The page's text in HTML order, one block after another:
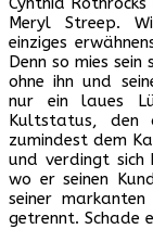
Meryl Streep.
einziges
Denn so mies sein
ohne ihn und
nur ein laues
Kultstatus, den
zumindest dem
und verdingt sich
wo er seinen
seiner
getrennt. Schade